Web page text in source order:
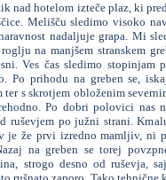
nad hotelom izteče plaz, ki
Melišču sledimo visoko
nadaljuje grapa. Mi
na manjšem stranskem
Ves čas sledimo stopinjam
Po prihodu na greben se,
s skrotjem obloženim
Po dobri polovici nas
ruševjem po južni strani.
je že prvi izredno mamljiv, ni
na greben se torej
strogo desno od ruševja,